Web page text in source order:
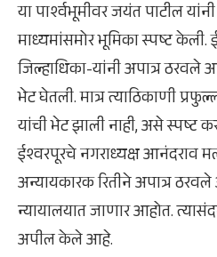
या पार्श्वभूमीवर जयंत पाटील
माध्यमांसमोर भूमिका स्पष्ट केली.
जिल्हाधिका-यांनी अपात्र ठरवले
भेट घेतली. मात्र त्याठिकाणी
यांची भेट झाली नाही, असे स्पष्ट
ईश्वरपूरचे नगराध्यक्ष आनंदराव
अन्यायकारक रितीने अपात्र
न्यायालयात जाणार आहोत.
अपील केले आहे.